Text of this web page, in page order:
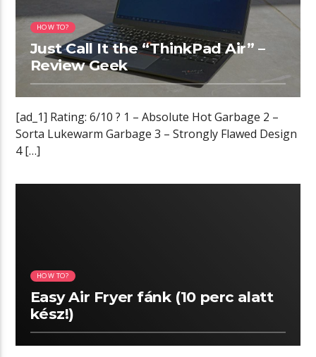
HOW TO?
Just Call It the “ThinkPad Air” –
Review Geek
[ad_1] Rating: 6/10 ? 1 – Absolute Hot Garbage 2 –
Sorta Lukewarm Garbage 3 – Strongly Flawed Design
4 […]
HOW TO?
Easy Air Fryer fánk (10 perc alatt
kész!)